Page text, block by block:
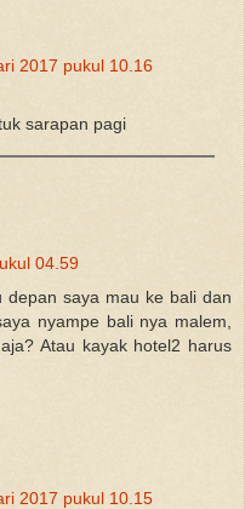
2017 pukul 10.16
sarapan pagi
04.59
depan saya mau ke bali dan
nyampe bali nya malem,
Atau kayak hotel2 harus
2017 pukul 10.15